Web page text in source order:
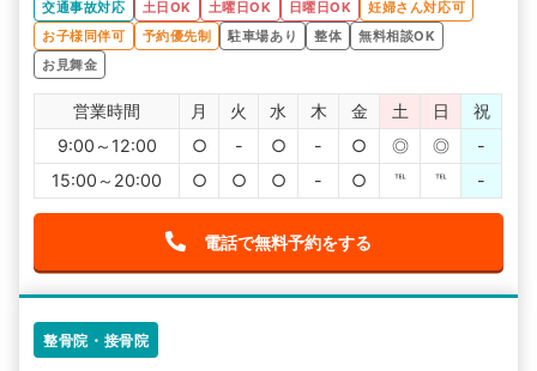
交通事故対応 土日OK 土曜日OK 日曜日OK
妊婦さん対応可
お子様同伴可
予約優先制 駐車場あり 整体
無料相談OK
お見舞金
営業時間 月 火 水 木 金 土 日
祝
9:00～12:00
○ - ○ - ○ ◎ ◎
-
15:00～20:00
○ ○ ○ - ○ ℡ ℡ -
電話で無料予約をする
整骨院・接骨院